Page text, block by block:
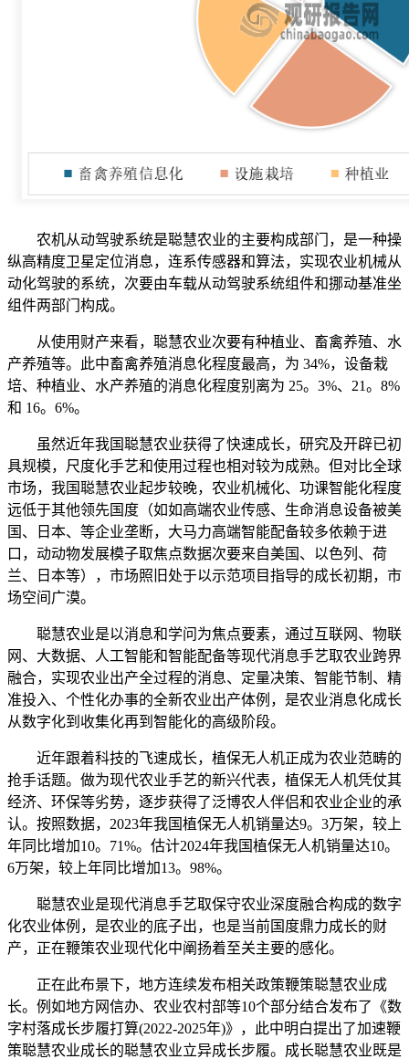
农机从动驾驶系统是聪慧农业的主要构成部门，是一种操
纵高精度卫星定位消息，连系传感器和算法，实现农业机械从
动化驾驶的系统，次要由车载从动驾驶系统组件和挪动基准坐
组件两部门构成。
从使用财产来看，聪慧农业次要有种植业、畜禽养殖、水
产养殖等。此中畜禽养殖消息化程度最高，为 34%，设备栽
培、种植业、水产养殖的消息化程度别离为 25。3%、21。8%
和 16。6%。
虽然近年我国聪慧农业获得了快速成长，研究及开辟已初
具规模，尺度化手艺和使用过程也相对较为成熟。但对比全球
市场，我国聪慧农业起步较晚，农业机械化、功课智能化程度
远低于其他领先国度（如如高端农业传感、生命消息设备被美
国、日本、等企业垄断，大马力高端智能配备较多依赖于进
口，动动物发展模子取焦点数据次要来自美国、以色列、荷
兰、日本等），市场照旧处于以示范项目指导的成长初期，市
场空间广漠。
聪慧农业是以消息和学问为焦点要素，通过互联网、物联
网、大数据、人工智能和智能配备等现代消息手艺取农业跨界
融合，实现农业出产全过程的消息、定量决策、智能节制、精
准投入、个性化办事的全新农业出产体例，是农业消息化成长
从数字化到收集化再到智能化的高级阶段。
近年跟着科技的飞速成长，植保无人机正成为农业范畴的
抢手话题。做为现代农业手艺的新兴代表，植保无人机凭仗其
经济、环保等劣势，逐步获得了泛博农人伴侣和农业企业的承
认。按照数据，2023年我国植保无人机销量达9。3万架，较上
年同比增加10。71%。估计2024年我国植保无人机销量达10。
6万架，较上年同比增加13。98%。
聪慧农业是现代消息手艺取保守农业深度融合构成的数字
化农业体例，是农业的底子出，也是当前国度鼎力成长的财
产，正在鞭策农业现代化中阐扬着至关主要的感化。
正在此布景下，地方连续发布相关政策鞭策聪慧农业成
长。例如地方网信办、农业农村部等10个部分结合发布了《数
字村落成长步履打算(2022-2025年)》，此中明白提出了加速鞭
策聪慧农业成长的聪慧农业立异成长步履。成长聪慧农业既是